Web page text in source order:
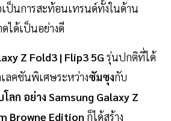
เป็นการสะท้อนเทรนด์ทั้งในด้าน
ได้เป็นอย่างดี
Z Fold3 | Flip3 5G รุ่นปกติที่ได้
ลคชันพิเศษระหว่างซัมซุงกับ
ก อย่าง Samsung Galaxy Z
Browne Edition ก็ได้สร้าง